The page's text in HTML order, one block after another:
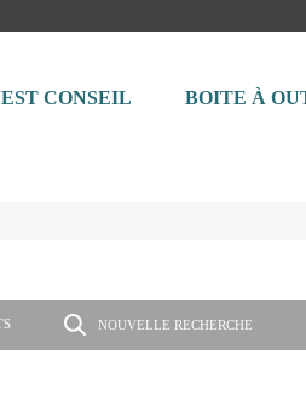
CONSEIL BOITE À
NOUVELLE RECHERCHE